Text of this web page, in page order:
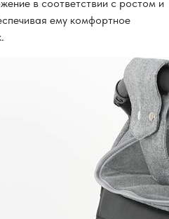
в соответствии с ростом и
ему комфортное